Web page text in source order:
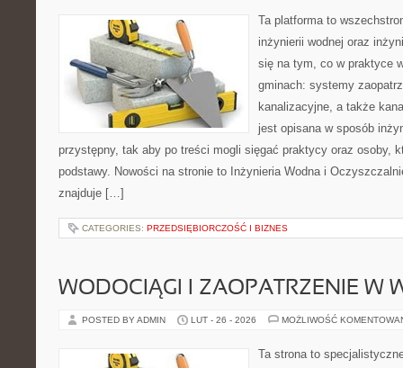
Ta platforma to
inżynierii wodnej oraz
się na tym, co w praktyce
gminach: systemy
kanalizacyjne, a także
jest opisana w sposób
przystępny, tak aby po treści mogli sięgać praktycy oraz osoby,
podstawy. Nowości na stronie to Inżynieria Wodna i
znajduje […]
CATEGORIES: PRZEDSIĘBIORCZOŚĆ I BIZNES
WODOCIĄGI I ZAOPATRZENIE W
POSTED BY ADMIN LUT - 26 - 2026 MOŻLIWOŚĆ
Ta strona to